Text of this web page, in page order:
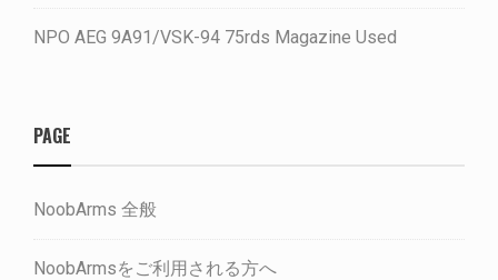
NPO AEG 9A91/VSK-94 75rds Magazine Used
PAGE
NoobArms 全般
NoobArmsをご利用される方へ